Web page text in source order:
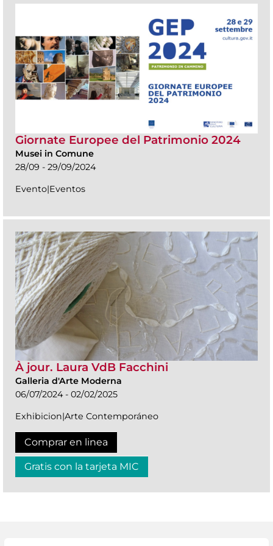
Giornate Europee del Patrimonio 2024
Musei in Comune
28/09 - 29/09/2024
Evento|Eventos
À jour. Laura VdB Facchini
Galleria d'Arte Moderna
06/07/2024 - 02/02/2025
Exhibicion|Arte Contemporáneo
Comprar en linea
Gratis con la tarjeta MIC